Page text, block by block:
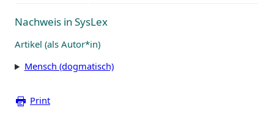
Nachweis in SysLex
Artikel (als Autor*in)
Mensch (dogmatisch)
Print